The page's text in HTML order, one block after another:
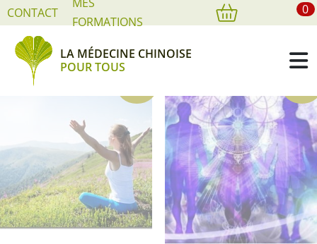
CONTACT
FORMATIONS
0
LA MÉDECINE CHINOISE
POUR TOUS
Méditations à télécharger
5 résultats affichés
Cookies management panel